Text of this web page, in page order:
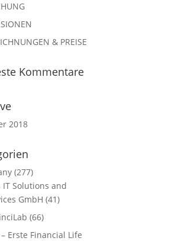
& PREISE
Kommentare
2018
(277)
IT Solutions and
GmbH (41)
(66)
– Erste Financial Life